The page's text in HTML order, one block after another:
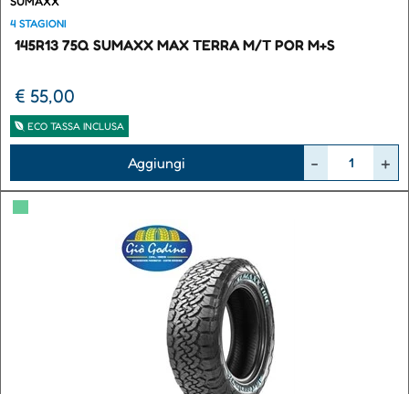
4 STAGIONI
145R13 75Q SUMAXX MAX TERRA M/T POR M+S
€ 55,00
ECO TASSA INCLUSA
Aggiungi
▀